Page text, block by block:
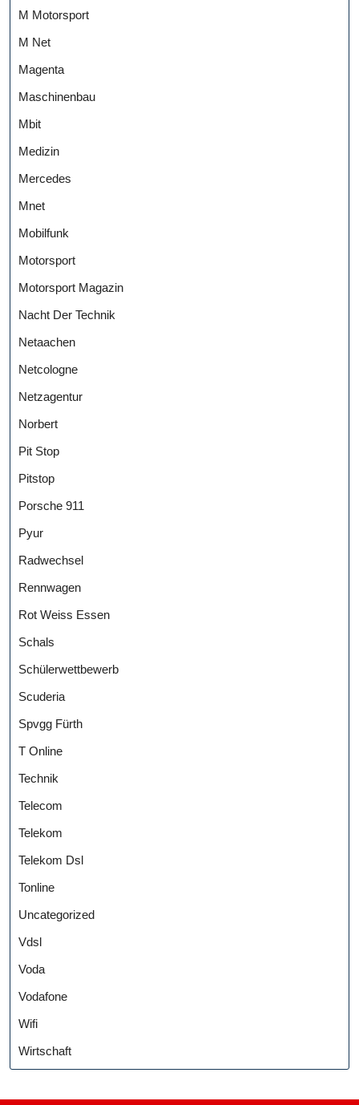
M Motorsport
M Net
Magenta
Maschinenbau
Mbit
Medizin
Mercedes
Mnet
Mobilfunk
Motorsport
Motorsport Magazin
Nacht Der Technik
Netaachen
Netcologne
Netzagentur
Norbert
Pit Stop
Pitstop
Porsche 911
Pyur
Radwechsel
Rennwagen
Rot Weiss Essen
Schals
Schülerwettbewerb
Scuderia
Spvgg Fürth
T Online
Technik
Telecom
Telekom
Telekom Dsl
Tonline
Uncategorized
Vdsl
Voda
Vodafone
Wifi
Wirtschaft